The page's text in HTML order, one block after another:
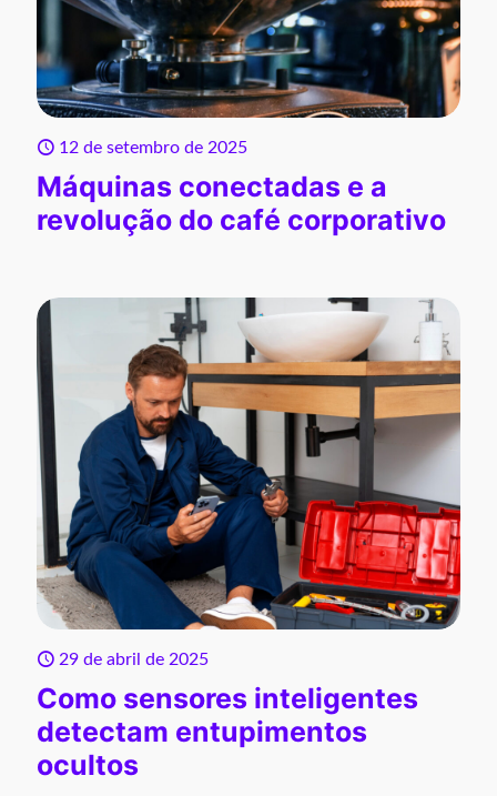
12 de setembro de 2025
Máquinas conectadas e a
revolução do café corporativo
29 de abril de 2025
Como sensores inteligentes
detectam entupimentos
ocultos